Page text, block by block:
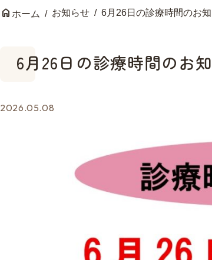
ホーム お知らせ 6月26日の診療時間のお
6月26日の診療時間のお
2026.05.08